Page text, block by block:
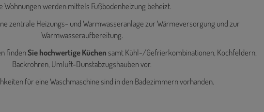
Wohnungen werden mittels Fußbodenheizung beheizt.
zentrale Heizungs- und Warmwasseranlage zur Wärmeversorgung und zur
Warmwasseraufbereitung.
findenSie hochwertige Küchen samt Kühl-/Gefrierkombinationen, Kochfeldern,
Backrohren, Umluft-Dunstabzugshauben vor.
für eine Waschmaschine sind in den Badezimmern vorhanden.